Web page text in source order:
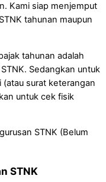
Kami siap menjemput
tahunan maupun
tahunan adalah
Sedangkan untuk
(atau surat keterangan
untuk cek fisik
STNK (Belum
STNK